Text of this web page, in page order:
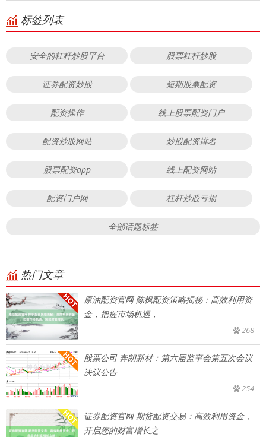
标签列表
安全的杠杆炒股平台 股票杠杆炒股
证券配资炒股 短期股票配资
配资操作 线上股票配资门户
配资炒股网站 炒股配资排名
股票配资app 线上配资网站
配资门户网 杠杆炒股亏损
全部话题标签
热门文章
原油配资官网 陈枫配资策略揭秘：高效利用资
金，把握市场机遇，
268
股票公司 奔朗新材：第六届监事会第五次会议
决议公告
254
证券配资官网 期货配资交易：高效利用资金，
开启您的财富增长之